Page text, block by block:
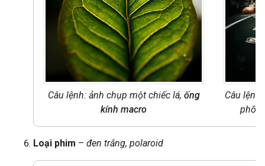
Câu lệnh: ảnh chụp một chiếc lá, ống
kính macro
Câu
phố
Loại phim – đen trắng, polaroid